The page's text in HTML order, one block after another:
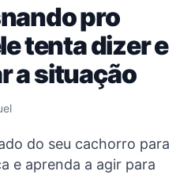
pro
tenta dizer e
a situação
do seu cachorro para
e aprenda a agir para